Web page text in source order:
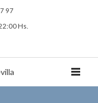
97
Hs.